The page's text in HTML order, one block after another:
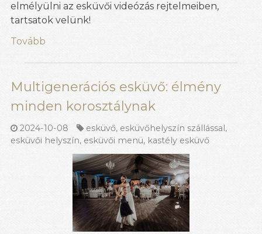
elmélyülni az esküvői videózás rejtelmeiben,
tartsatok velünk!
Tovább
Multigenerációs esküvő: élmény
minden korosztálynak
2024-10-08 esküvő, esküvőhelyszín szállással,
esküvői helyszín, esküvői menü, kastély esküvő